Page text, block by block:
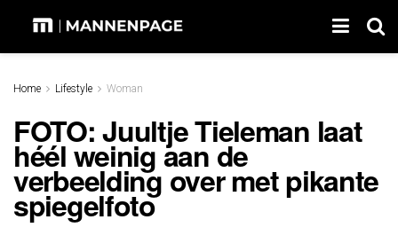
Home Lifestyle Woman
FOTO: Juultje Tieleman laat
héél weinig aan de
verbeelding over met pikante
spiegelfoto